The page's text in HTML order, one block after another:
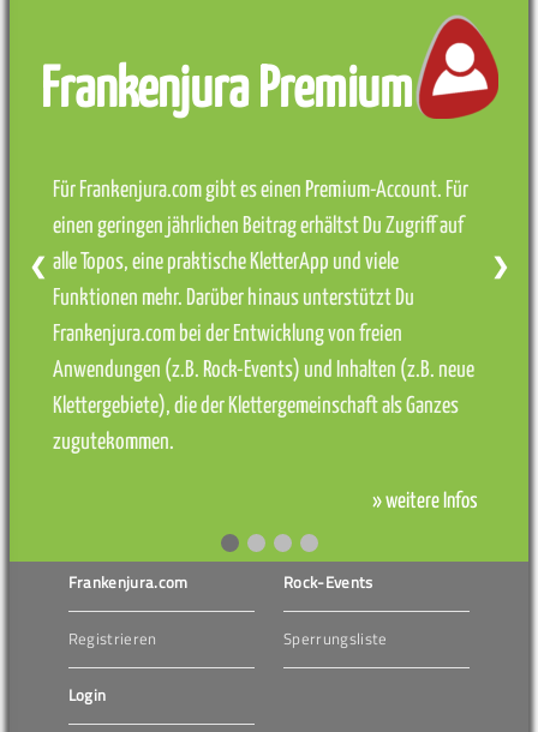
Frankenjura Premium
Für Frankenjura.com gibt es einen Premium-Account. Für
einen geringen jährlichen Beitrag erhältst Du Zugriff auf
alle Topos, eine praktische KletterApp und viele
Funktionen mehr. Darüber hinaus unterstützt Du
Frankenjura.com bei der Entwicklung von freien
Anwendungen (z.B. Rock-Events) und Inhalten (z.B. neue
Klettergebiete), die der Klettergemeinschaft als Ganzes
zugutekommen.
» weitere Infos
❮ ❯
Frankenjura.com
Registrieren
Login
Rock-Events
Sperrungsliste